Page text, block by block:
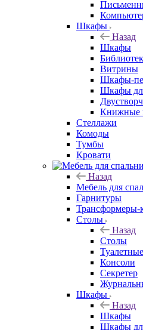
Шкафы
Назад
Шкафы
Витрины
Шкафы-
Шкафы
Книжные
Стеллажи
Комоды
Тумбы
Кровати
Назад
Мебель для
Гарнитуры
Трансформеры-
Столы
Назад
Столы
Туалетные
Консоли
Секретер
Шкафы
Назад
Шкафы
Шкафы